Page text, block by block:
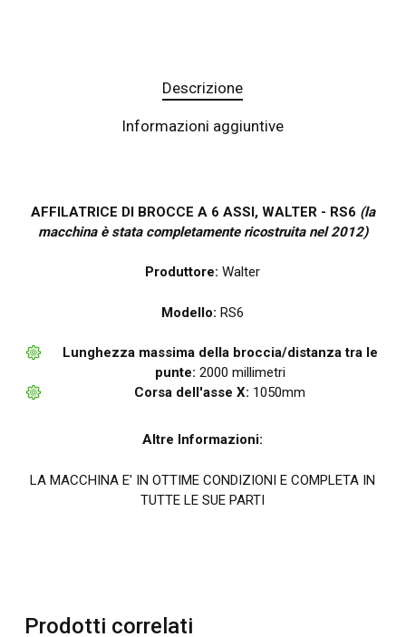
Descrizione
Informazioni aggiuntive
AFFILATRICE DI BROCCE A 6 ASSI, WALTER - RS6 (la
macchina è stata completamente ricostruita nel 2012)
Produttore: Walter
Modello: RS6
Lunghezza massima della broccia/distanza tra le
punte: 2000 millimetri
Corsa dell'asse X: 1050mm
Altre Informazioni:
LA MACCHINA E' IN OTTIME CONDIZIONI E COMPLETA IN
TUTTE LE SUE PARTI
Prodotti correlati